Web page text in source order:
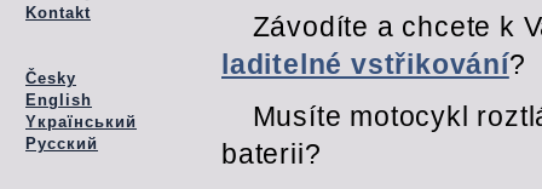
Kontakt
Česky
English
Yкраїнський
Pусский
Závodíte a chcete k
laditelné vstřikování?
Musíte motocykl
baterii?